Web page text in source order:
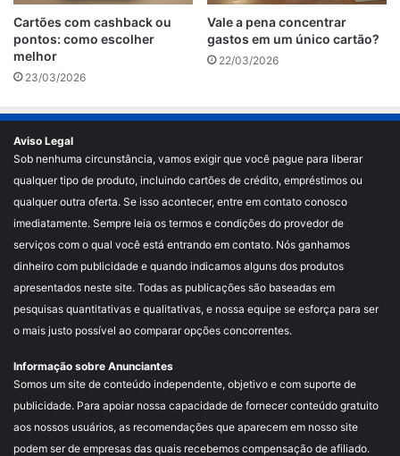
Cartões com cashback ou
pontos: como escolher
melhor
23/03/2026
Vale a pena concentrar
gastos em um único cartão?
22/03/2026
Aviso Legal
Sob nenhuma circunstância, vamos exigir que você pague para liberar
qualquer tipo de produto, incluindo cartões de crédito, empréstimos ou
qualquer outra oferta. Se isso acontecer, entre em contato conosco
imediatamente. Sempre leia os termos e condições do provedor de
serviços com o qual você está entrando em contato. Nós ganhamos
dinheiro com publicidade e quando indicamos alguns dos produtos
apresentados neste site. Todas as publicações são baseadas em
pesquisas quantitativas e qualitativas, e nossa equipe se esforça para ser
o mais justo possível ao comparar opções concorrentes.
Informação sobre Anunciantes
Somos um site de conteúdo independente, objetivo e com suporte de
publicidade. Para apoiar nossa capacidade de fornecer conteúdo gratuito
aos nossos usuários, as recomendações que aparecem em nosso site
podem ser de empresas das quais recebemos compensação de afiliado.